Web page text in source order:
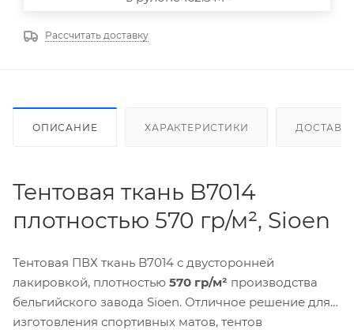
Рассчитать доставку
ОПИСАНИЕ ХАРАКТЕРИСТИКИ
Тентовая ткань B7014
плотностью 570 гр/м², Sioen
Тентовая ПВХ ткань B7014 с двусторонней
лакировкой, плотностью 570 гр/м² производства
бельгийского завода Sioen. Отличное решение для
изготовления спортивных матов, тентов